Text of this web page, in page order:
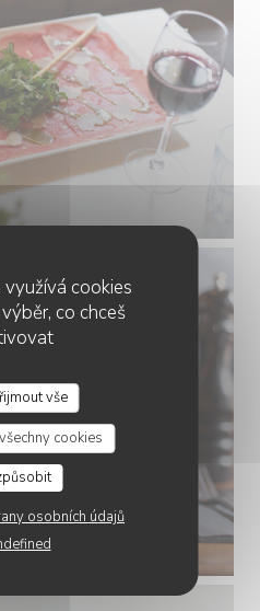
cookies
co chceš
vše
cookies
osobních údajů
DISTRICT